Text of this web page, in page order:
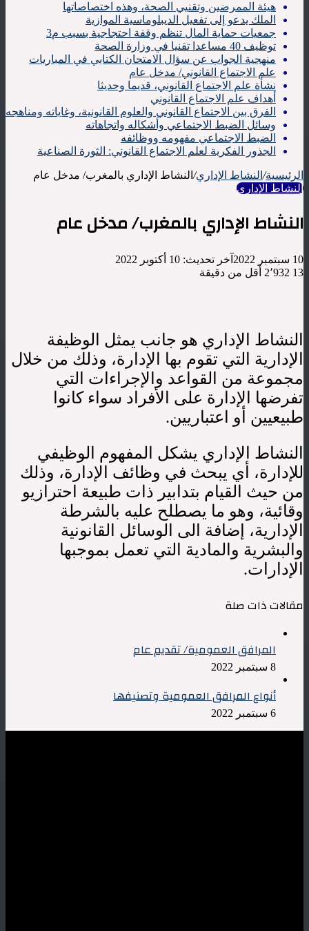
هيئة الممرضين وتقنيي الصحة، وهذه اختصاصاتها
الملك يدعو إلى تفعيل الديبلوماسية الموازية
جمعيات حماية المال تنظم وقفة احتجاجية بسبب م3
توظيف 40 مساعدا تقنيا في وزارة الصحة
منهجية الجواب عن سؤال الامتحان الكتابي في المباريات
علم الاجتماع القانوني/ مدخل عام
نشأة علم الاجتماع القانوني، قديما وحديثا
أهداف علم الاجتماع القانوني
الفرق بين الاجتماع القانوني والعلوم القانونية، وغاياته ومناهجه
وسائل الضبط الاجتماعي وأشكاله واتجاهاته
الضبط الاجتماعي مفهومه ووظائفه
الجذور الفكرية لعلم الاجتماع القانوني: الثورة الصناعية
الرئيسية/ النشاط الإداري/ النشاط الإداري بالمغرب/ مدخل عام
النشاط الإداري
النشاط الإداري بالمغرب/ مدخل عام
10 سبتمبر 2022
آخر تحديث: 10 أكتوبر 2022
13
أقل من دقيقة
النشاط الإداري هو جانب يمثل الوظيفة
الإدارية التي تقوم بها الإدارة، وذلك من خلال
مجموعة من القواعد والإجراءات التي
تفرضها الإدارة على الأفراد سواء كانوا
طبيعيين أو اعتباريين.
النشاط الإداري يشكل المفهوم الوظيفي
للإدارة، أي يبحث في وظائف الإدارة، وذلك
من حيث القيام بتدابير ذات طبيعة احترازيو
وقائية، وهو ما يصطلح عليه بالشرطة
الإدارية، إضافة الى الوسائل القانونية
والبشرية والمادية التي تعمل بموجبها
الإدارات.
مقالات ذات صلة
المرافق العمومية/ تقديم عام
8 سبتمبر 2022
أنواع المرافق العمومية وتصنيفها
6 سبتمبر 2022